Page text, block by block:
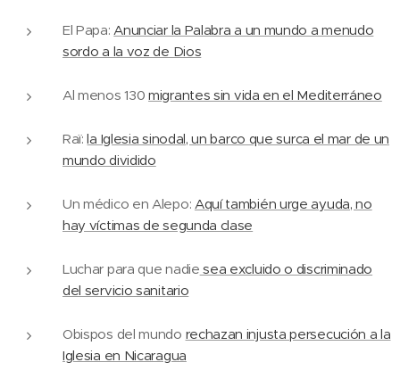
El Papa:Anunciar la Palabra a un mundo a menudo
sordo a la voz de Dios
Al menos 130migrantes sin vida en el Mediterráneo
Raï:la Iglesia sinodal, un barco que surca el mar de un
mundo dividido
Un médico en Alepo: Aquí también urge ayuda, no
hay víctimas de segunda clase
Luchar para que nadie sea excluido o discriminado
del servicio sanitario
Obispos del mundo rechazan injusta persecución a la
Iglesia en Nicaragua